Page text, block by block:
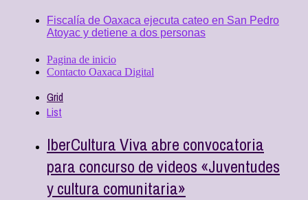
Fiscalía de Oaxaca ejecuta cateo en San Pedro
Atoyac y detiene a dos personas
Pagina de inicio
Contacto Oaxaca Digital
Grid
List
IberCultura Viva abre convocatoria
para concurso de videos «Juventudes
y cultura comunitaria»